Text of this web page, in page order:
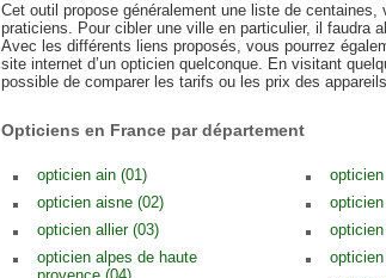
Cet outil propose généralement une liste de centaines,
praticiens. Pour cibler une ville en particulier, il faudra
Avec les différents liens proposés, vous pourrez
site internet d’un opticien quelconque. En visitant
possible de comparer les tarifs ou les prix des
Opticiens en France par département
opticien ain (01)
opticien aisne (02)
opticien allier (03)
opticien alpes de haute